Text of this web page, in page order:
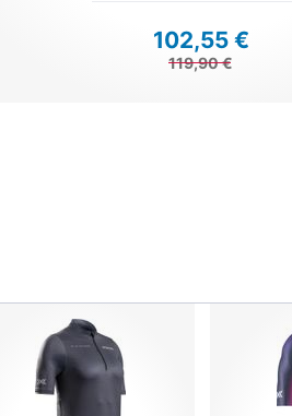
102,55 €
119,90 €